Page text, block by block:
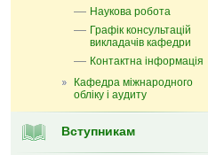
Наукова робота
Графік консультацій
викладачів кафедри
Контактна інформація
Кафедра мiжнародного
обліку і аудиту
Вступникам